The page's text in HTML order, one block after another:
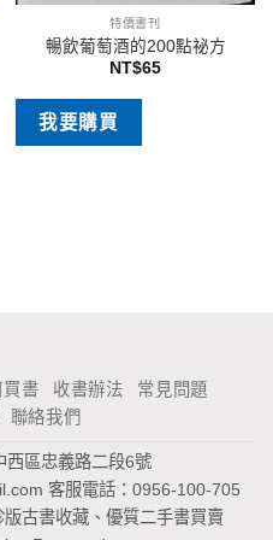
特價書刊
暢飲葡萄酒的200點祕方
NT$65
我要購買
買書 收書辦法
常見問題
聯絡我們
西區忠義路二段6號
客服電話：0956-100-705
古書收藏、優質二手書買賣